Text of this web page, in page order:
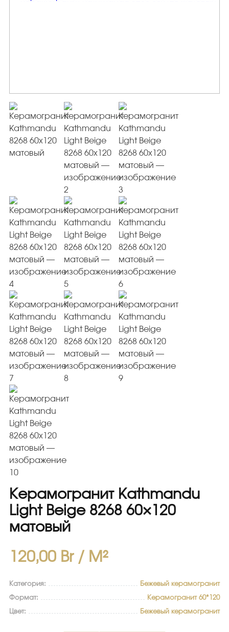
Керамогранит Kathmandu
Light Beige 8268 60×120
матовый
120,00 Br/ M²
Категория: Бежевый керамогранит
Формат: Керамогранит 60*120
Цвет: Бежевый керамогранит
Серый керамогранит
Черный керамогранит
Керамогранит для ванной
Керамогранит для фасада
Керамогранит для кухни
Керамогранит для стен
Керамическая плитка
Плитка керамическая глянцевая
Плитка керамическая матовая